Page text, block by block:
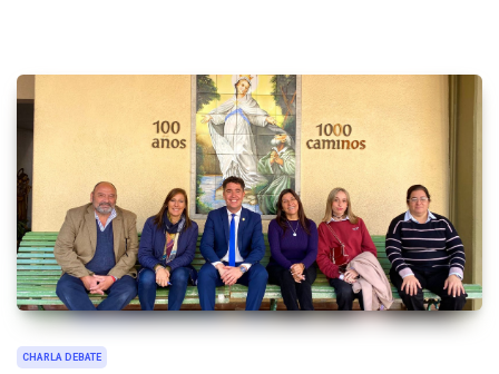
CHARLA DEBATE